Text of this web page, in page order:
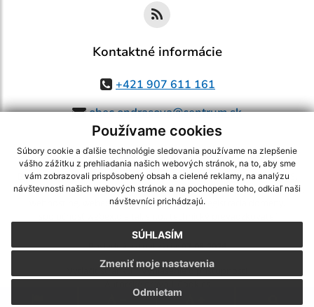
Používame cookies
Súbory cookie a ďalšie technológie sledovania používame na zlepšenie
vášho zážitku z prehliadania našich webových stránok, na to, aby sme
vám zobrazovali prispôsobený obsah a cielené reklamy, na analýzu
návštevnosti našich webových stránok a na pochopenie toho, odkiaľ naši
návštevníci prichádzajú.
SÚHLASÍM
Odmietam
Zmeniť moje nastavenia
Kontaktné informácie
+421 907 611 161
obec.ondrasova@centrum.sk
využite možnosť získavania aktuálnych informácií s využitím RSS
CMS systém (redakčný) systém ECHELON 2,Mapa stránok,web portál
webex.digital, s.r.o.,domény,registrácia domény
Posledná aktualizácia:07.08.2026
Vytlačiť stránku|Vyhlásenie o prístupnosti